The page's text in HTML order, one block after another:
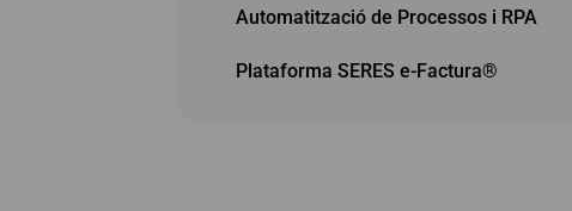
Automatització de Processos i RPA
Plataforma SERES e-Factura®